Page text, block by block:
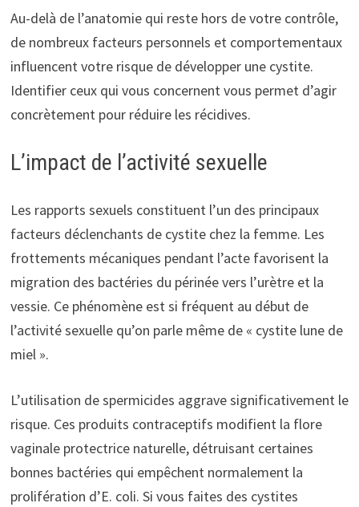
Au-delà de l’anatomie qui reste hors de votre contrôle,
de nombreux facteurs personnels et comportementaux
influencent votre risque de développer une cystite.
Identifier ceux qui vous concernent vous permet d’agir
concrètement pour réduire les récidives.
L’impact de l’activité sexuelle
Les rapports sexuels constituent l’un des principaux
facteurs déclenchants de cystite chez la femme. Les
frottements mécaniques pendant l’acte favorisent la
migration des bactéries du périnée vers l’urètre et la
vessie. Ce phénomène est si fréquent au début de
l’activité sexuelle qu’on parle même de « cystite lune de
miel ».
L’utilisation de spermicides aggrave significativement le
risque. Ces produits contraceptifs modifient la flore
vaginale protectrice naturelle, détruisant certaines
bonnes bactéries qui empêchent normalement la
prolifération d’E. coli. Si vous faites des cystites